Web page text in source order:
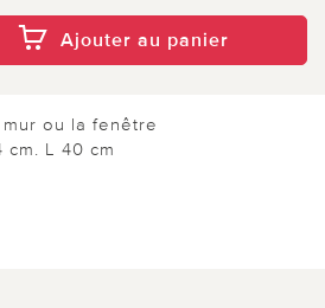
Ajouter au panier
ou la fenêtre
cm. L 40 cm